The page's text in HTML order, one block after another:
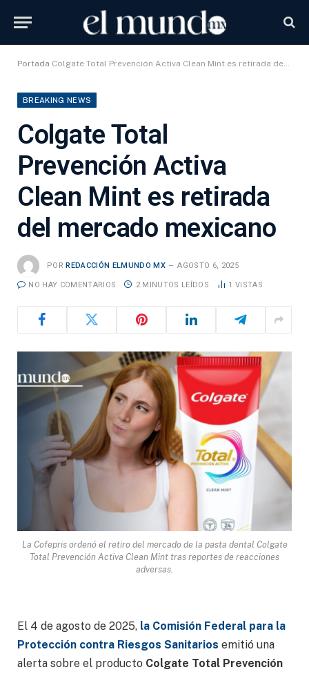
Portada Colgate Total Prevención Activa Clean Mint es retirada del mercado mexicano
BREAKING NEWS
Colgate Total
Prevención Activa
Clean Mint es retirada
del mercado mexicano
POR REDACCIÓN ELMUNDO MX AGOSTO 6, 2025
NO HAY COMENTARIOS 2 MINUTOS LEÍDOS 1 VISTAS
La Cofepris ordenó el retiro del mercado de la pasta dental Colgate
Total Prevención Activa Clean Mint tras reportes de reacciones
adversas.
El 4 de agosto de 2025, la Comisión Federal para la
Protección contra Riesgos Sanitarios emitió una
alerta sobre el producto Colgate Total Prevención